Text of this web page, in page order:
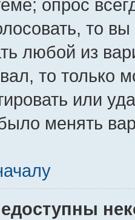
опрос
то
любой из
то только
или
менять